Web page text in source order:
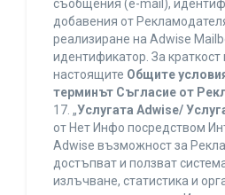
съобщения (e-mail),
добавения от
реализиране на Adwise
идентификатор. За краткост
настоящите Общите
терминът Съгласие от
17. „Услугата Adwise/
от Нет Инфо посредством
Adwise възможност за
достъпват и ползват
излъчване, статистика и